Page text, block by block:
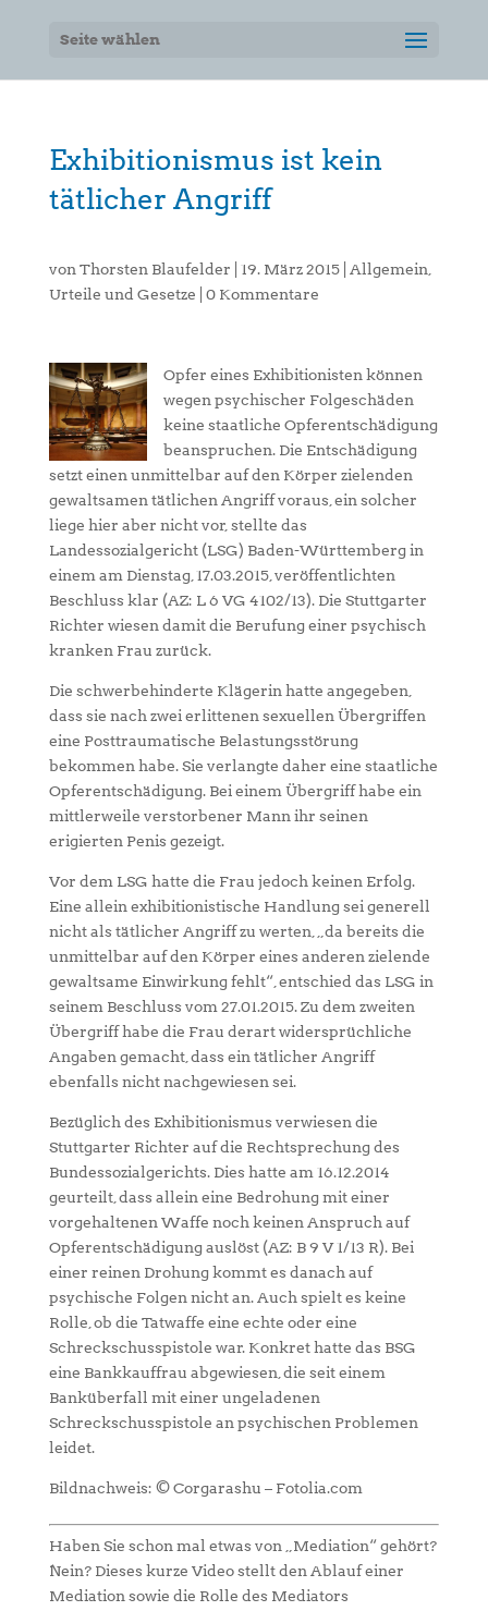
Seite wählen
Exhibitionismus ist kein
tätlicher Angriff
von Thorsten Blaufelder 19. März 2015| Allgemein
Urteile und Gesetze
0 Kommentare
Opfer eines Exhibitionisten können
wegen psychischer Folgeschäden
keine staatliche Opferentschädigung
beanspruchen. Die Entschädigung
setzt einen unmittelbar auf den Körper zielenden
gewaltsamen tätlichen Angriff voraus, ein solcher
liege hier aber nicht vor, stellte das
Landessozialgericht (LSG) Baden-Württemberg in
einem am Dienstag, 17.03.2015, veröffentlichten
Beschluss klar (AZ: L 6 VG 4102/13). Die Stuttgarter
Richter wiesen damit die Berufung einer psychisch
kranken Frau zurück.
Die schwerbehinderte Klägerin hatte angegeben,
dass sie nach zwei erlittenen sexuellen Übergriffen
eine Posttraumatische Belastungsstörung
bekommen habe. Sie verlangte daher eine staatliche
Opferentschädigung. Bei einem Übergriff habe ein
mittlerweile verstorbener Mann ihr seinen
erigierten Penis gezeigt.
Vor dem LSG hatte die Frau jedoch keinen Erfolg.
Eine allein exhibitionistische Handlung sei generell
nicht als tätlicher Angriff zu werten, „da bereits die
unmittelbar auf den Körper eines anderen zielende
gewaltsame Einwirkung fehlt“, entschied das LSG in
seinem Beschluss vom 27.01.2015. Zu dem zweiten
Übergriff habe die Frau derart widersprüchliche
Angaben gemacht, dass ein tätlicher Angriff
ebenfalls nicht nachgewiesen sei.
Bezüglich des Exhibitionismus verwiesen die
Stuttgarter Richter auf die Rechtsprechung des
Bundessozialgerichts. Dies hatte am 16.12.2014
geurteilt, dass allein eine Bedrohung mit einer
vorgehaltenen Waffe noch keinen Anspruch auf
Opferentschädigung auslöst (AZ: B 9 V 1/13 R). Bei
einer reinen Drohung kommt es danach auf
psychische Folgen nicht an. Auch spielt es keine
Rolle, ob die Tatwaffe eine echte oder eine
Schreckschusspistole war. Konkret hatte das BSG
eine Bankkauffrau abgewiesen, die seit einem
Banküberfall mit einer ungeladenen
Schreckschusspistole an psychischen Problemen
leidet.
Bildnachweis: © Corgarashu – Fotolia.com
Haben Sie schon mal etwas von „Mediation“ gehört?
Nein? Dieses kurze Video stellt den Ablauf einer
Mediation sowie die Rolle des Mediators